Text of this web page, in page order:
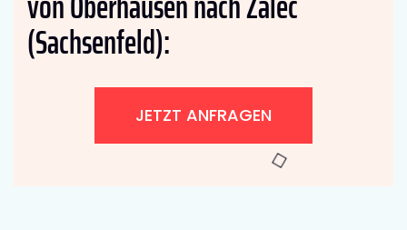
(Sachsenfeld):
JETZT ANFRAGEN